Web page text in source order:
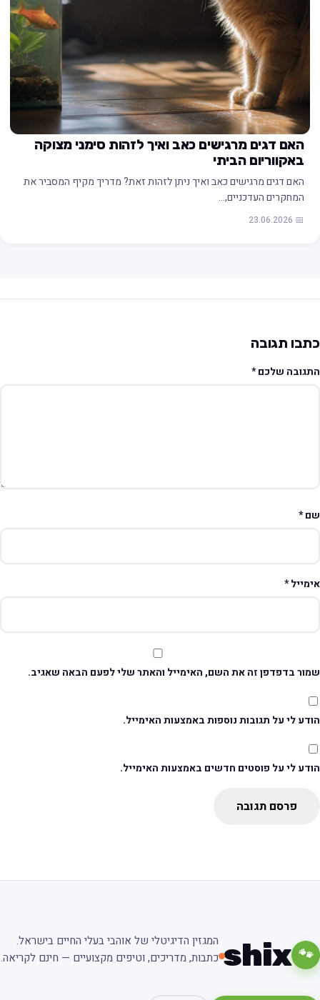
האם דגים מרגישים כאב ואיך לזהות סימני מצוקה
באקווריום הביתי
האם דגים מרגישים כאב ואיך ניתן לזהות זאת? מדריך מקיף המסביר את
המחקרים העדכניים,…
📅 23.06.2026
תגובה
שלכם*
*
*
בדפדפן זה את השם, האימייל והאתר שלי לפעם הבאה שאגיב.
לי על תגובות נוספות באמצעות האימייל.
לי על פוסטים חדשים באמצעות האימייל.
פרסם תגובה
🐾
shix
המגזין הדיגיטלי של אוהבי בעלי החיים בישראל.
כתבות, מדריכים, וטיפים מקצועיים — חינם לקריאה.